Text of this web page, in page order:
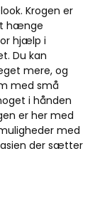
Krogen er
hænge
hjælp i
Du kan
mere, og
med små
i hånden
er her med
med
der sætter